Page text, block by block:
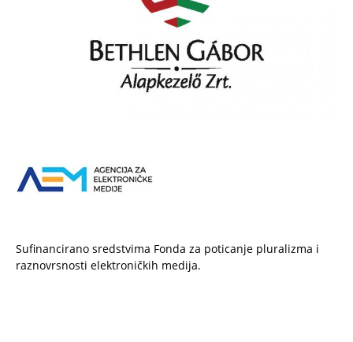
Sufinancirano sredstvima Fonda za poticanje pluralizma i
raznovrsnosti elektroničkih medija.